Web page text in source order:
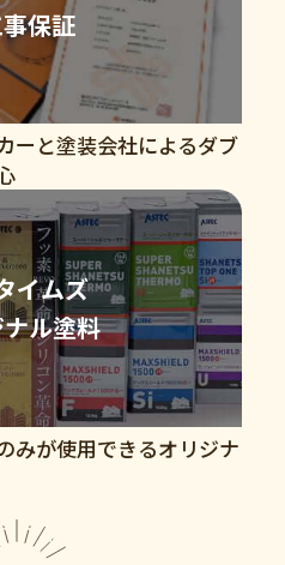
保証
ーと塗装会社によるダブ
イムズ
ル塗料
みが使用できるオリジナ